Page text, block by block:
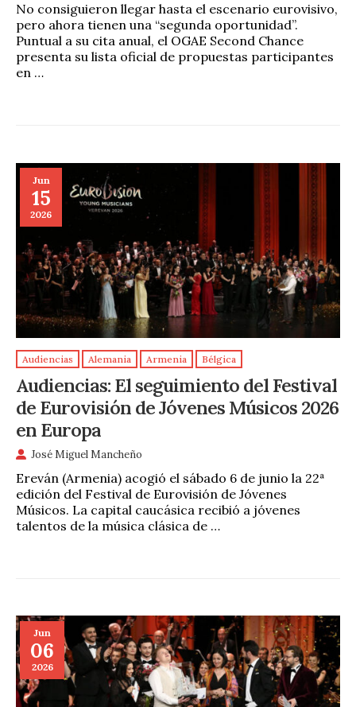
No consiguieron llegar hasta el escenario eurovisivo,
pero ahora tienen una “segunda oportunidad”.
Puntual a su cita anual, el OGAE Second Chance
presenta su lista oficial de propuestas participantes
en …
Jun
15
2026
Audiencias Alemania Armenia Bélgica
Audiencias: El seguimiento del Festival
de Eurovisión de Jóvenes Músicos 2026
en Europa
José Miguel Mancheño
Ereván (Armenia) acogió el sábado 6 de junio la 22ª
edición del Festival de Eurovisión de Jóvenes
Músicos. La capital caucásica recibió a jóvenes
talentos de la música clásica de …
Jun
06
2026